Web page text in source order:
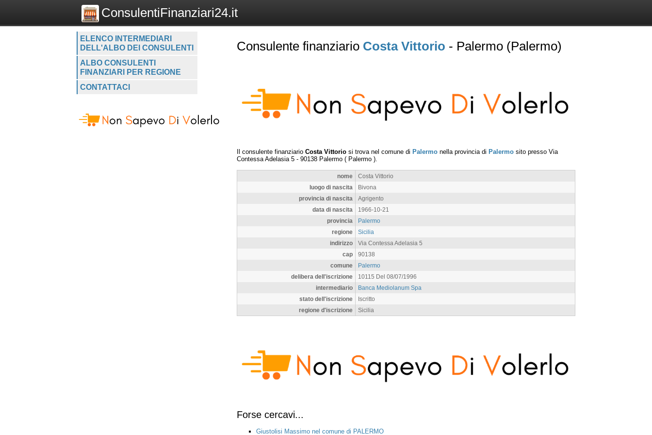
ConsulentiFinanziari24.it
ELENCO INTERMEDIARI
DELL'ALBO DEI CONSULENTI
ALBO CONSULENTI
FINANZIARI PER REGIONE
CONTATTACI
Consulente finanziario Costa Vittorio - Palermo (Palermo)
Il consulente finanziario Costa Vittorio si trova nel comune di Palermo nella provincia di Palermo sito presso Via
Contessa Adelasia 5 - 90138 Palermo ( Palermo ).
nome
Costa Vittorio
luogo di nascita
Bivona
provincia di nascita
Agrigento
data di nascita
1966-10-21
provincia
Palermo
regione
Sicilia
indirizzo
Via Contessa Adelasia 5
cap
90138
comune
Palermo
delibera dell'iscrizione
10115 Del 08/07/1996
intermediario
Banca Mediolanum Spa
stato dell'iscrizione
Iscritto
regione d'iscrizione
Sicilia
Forse cercavi...
Giustolisi Massimo nel comune di PALERMO